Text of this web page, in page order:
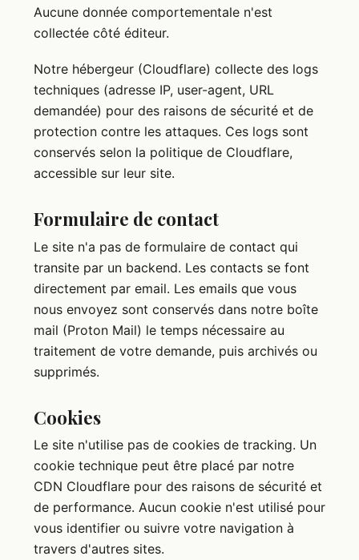
Aucune donnée comportementale n'est
collectée côté éditeur.
Notre hébergeur (Cloudflare) collecte des logs
techniques (adresse IP, user-agent, URL
demandée) pour des raisons de sécurité et de
protection contre les attaques. Ces logs sont
conservés selon la politique de Cloudflare,
accessible sur leur site.
Formulaire de contact
Le site n'a pas de formulaire de contact qui
transite par un backend. Les contacts se font
directement par email. Les emails que vous
nous envoyez sont conservés dans notre boîte
mail (Proton Mail) le temps nécessaire au
traitement de votre demande, puis archivés ou
supprimés.
Cookies
Le site n'utilise pas de cookies de tracking. Un
cookie technique peut être placé par notre
CDN Cloudflare pour des raisons de sécurité et
de performance. Aucun cookie n'est utilisé pour
vous identifier ou suivre votre navigation à
travers d'autres sites.